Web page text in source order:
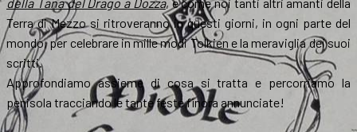
Terra di Mezzo si ritroveranno in questi giorni, in ogni parte del
mondo, per celebrare in mille modi Tolkien e la meraviglia dei suoi
scritti.
Approfondiamo assieme di cosa si tratta e percorriamo la
penisola tracciando le tante feste finora annunciate!